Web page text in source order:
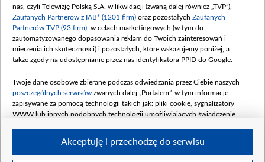
nas, czyli Telewizję Polską S.A. w likwidacji (zwaną dalej również „TVP”),
Zaufanych Partnerów z IAB* (1201 firm) oraz pozostałych Zaufanych
Partnerów TVP (93 firm) , w celach marketingowych (w tym do
zautomatyzowanego dopasowania reklam do Twoich zainteresowań i
mierzenia ich skuteczności) i pozostałych, które wskazujemy poniżej, a
także zgody na udostępnianie przez nas identyfikatora PPID do Google.
Twoje dane osobowe zbierane podczas odwiedzania przez Ciebie naszych
poszczególnych serwisów zwanych dalej „Portalem”, w tym informacje
zapisywane za pomocą technologii takich jak: pliki cookie, sygnalizatory
WWW lub innych podobnych technologii umożliwiających świadczenie
Akceptuję i przechodzę do serwisu